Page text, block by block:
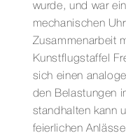
wurde, und war
mechanischen
Zusammenarbeit
Kunstflugstaffel
sich einen
den Belastungen
standhalten kann
feierlichen